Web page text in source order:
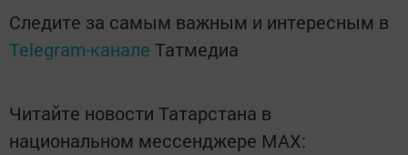
Следите за самым важным и интересным в
Telegram-канале Татмедиа
Читайте новости Татарстана в
национальном мессенджере MАХ: